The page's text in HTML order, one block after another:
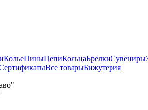
КольеПиныЦепиКольцаБрелкиСувениры
Все товарыБижутерия